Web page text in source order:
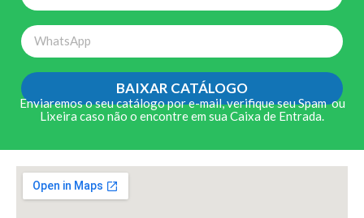
BAIXAR CATÁLOGO
Enviaremos o seu catálogo por e-mail, verifique seu Spam ou
Lixeira caso não o encontre em sua Caixa de Entrada.